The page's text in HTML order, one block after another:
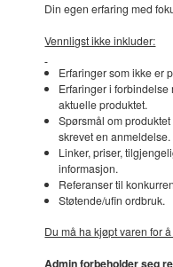
Din egen erfaring med
Vennligst ikke inkluder:
Erfaringer som ikke er
Erfaringer i forbindelse
aktuelle produktet.
Spørsmål om
skrevet en
Linker, priser,
informasjon.
Referanser til
Støtende/ufin ordbruk.
Du må ha kjøpt varen for
Admin forbeholder seg